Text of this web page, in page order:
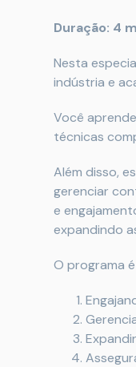
Duração: 4
Nesta
indústria e
Você
técnicas
Além disso,
gerenciar
e
expandindo
O programa